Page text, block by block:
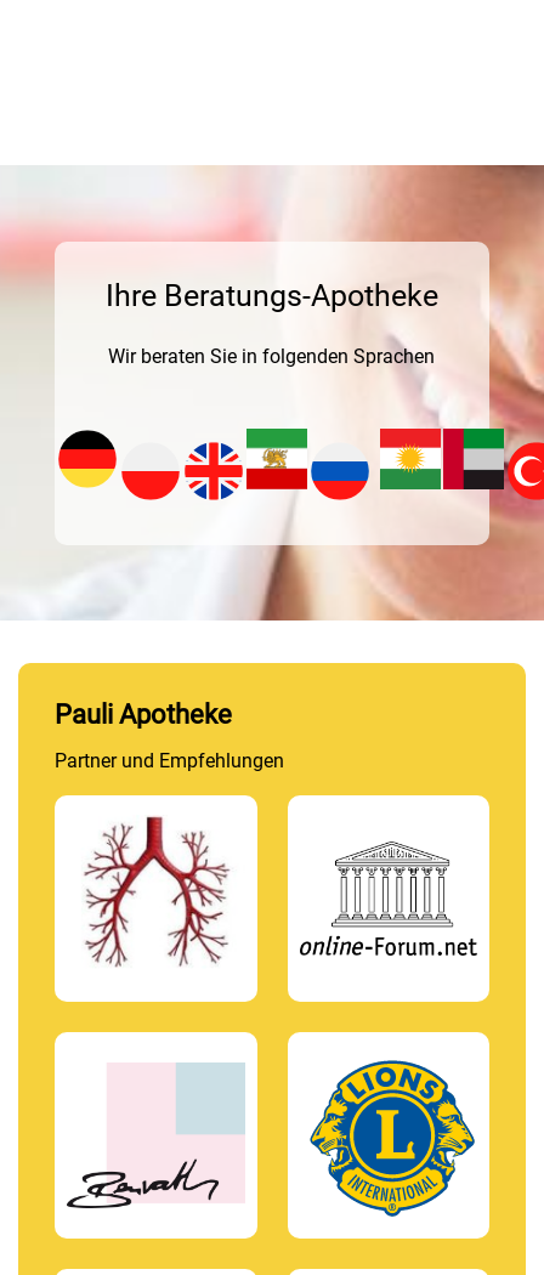
Ihre Beratungs-Apotheke
Wir beraten Sie in folgenden Sprachen
Pauli Apotheke
Partner und Empfehlungen